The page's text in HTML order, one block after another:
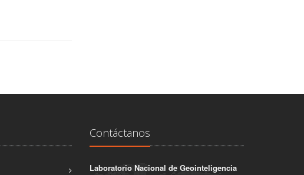
Contáctanos
Laboratorio Nacional de Geointeligencia